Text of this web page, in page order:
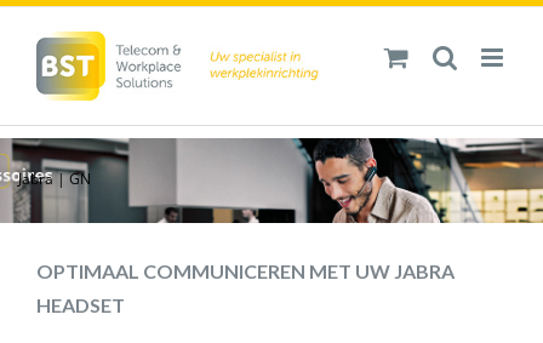
inhoud
Jabra | GN
OPTIMAAL COMMUNICEREN MET UW JABRA
HEADSET